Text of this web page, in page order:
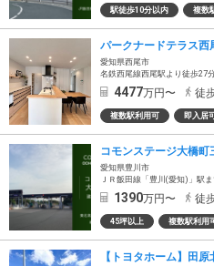
駅徒歩10分以内 複数
パークナードテラス西
愛知県西尾市
名鉄西尾線西尾駅より徒歩27
4477万円〜 徒
複数駅利用可 即入居
コモンステージ大橋町
愛知県豊川市
ＪＲ飯田線「豊川(愛知)」駅
1390万円〜 徒
45坪以上 複数駅利用
【トヨタホーム】田原